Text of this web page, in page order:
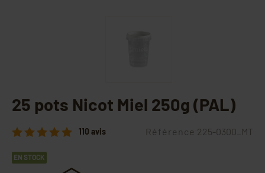
25 pots Nicot Miel 250g (PAL)
110 avis Référence 225-0300_MT
EN STOCK